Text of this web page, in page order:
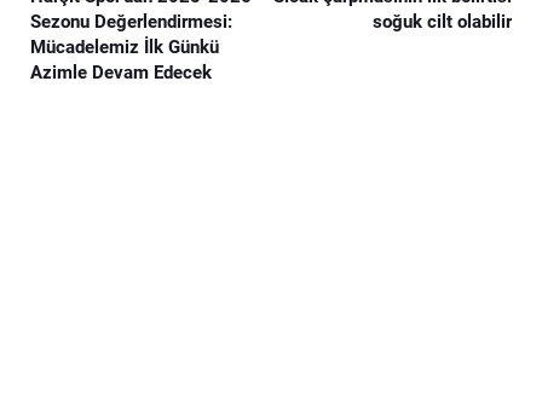
Sezonu Değerlendirmesi:
Mücadelemiz İlk Günkü
Azimle Devam Edecek
soğuk cilt olabilir